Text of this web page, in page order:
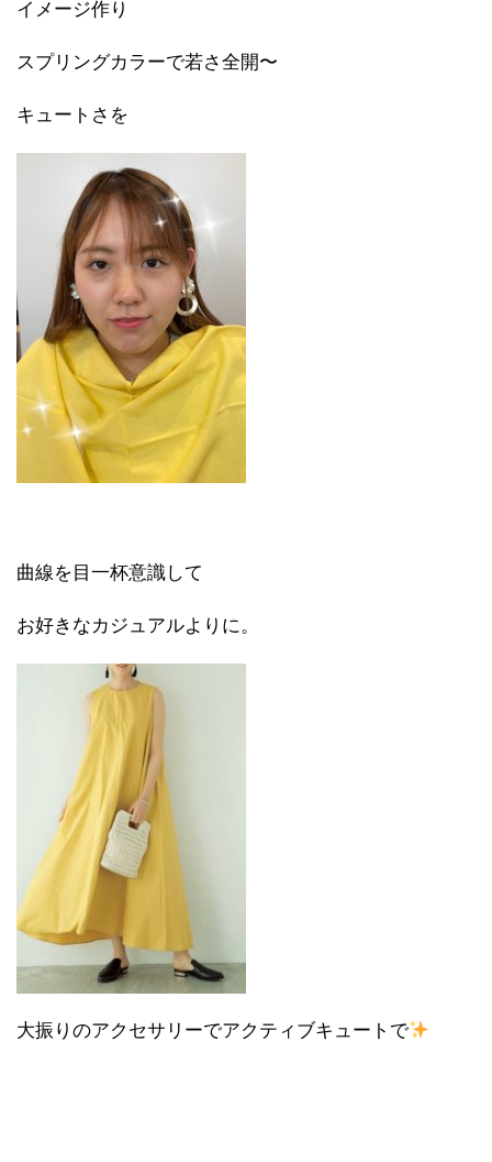
イメージ作り
スプリングカラーで若さ全開〜
キュートさを
曲線を目一杯意識して
お好きなカジュアルよりに。
大振りのアクセサリーでアクティブキュートで